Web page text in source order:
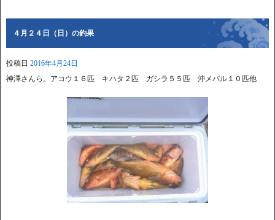
４月２４日（日）の釣果
投稿日 2016年4月24日
神澤さんら。アコウ１６匹 キハタ２匹 ガシラ５５匹 沖メバル１０匹他